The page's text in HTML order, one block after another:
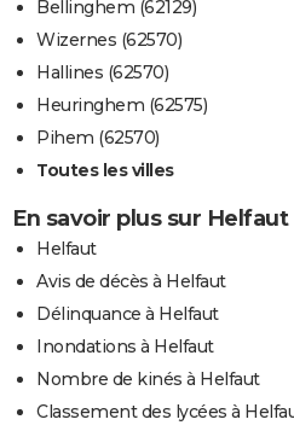
Bellinghem (62129)
Wizernes (62570)
Hallines (62570)
Heuringhem (62575)
Pihem (62570)
Toutes les villes
En savoir plus sur Helfaut
Helfaut
Avis de décès à Helfaut
Délinquance à Helfaut
Inondations à Helfaut
Nombre de kinés à Helfaut
Classement des lycées à